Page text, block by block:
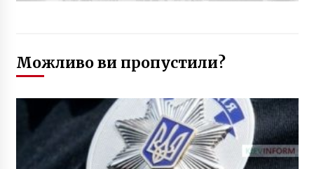
Можливо ви пропустили?